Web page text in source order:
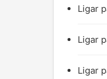
Ligar
Ligar
Ligar